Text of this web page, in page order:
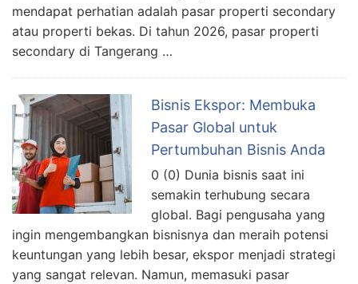
mendapat perhatian adalah pasar properti secondary
atau properti bekas. Di tahun 2026, pasar properti
secondary di Tangerang …
Bisnis Ekspor: Membuka
Pasar Global untuk
Pertumbuhan Bisnis Anda
0 (0) Dunia bisnis saat ini
semakin terhubung secara
global. Bagi pengusaha yang
ingin mengembangkan bisnisnya dan meraih potensi
keuntungan yang lebih besar, ekspor menjadi strategi
yang sangat relevan. Namun, memasuki pasar